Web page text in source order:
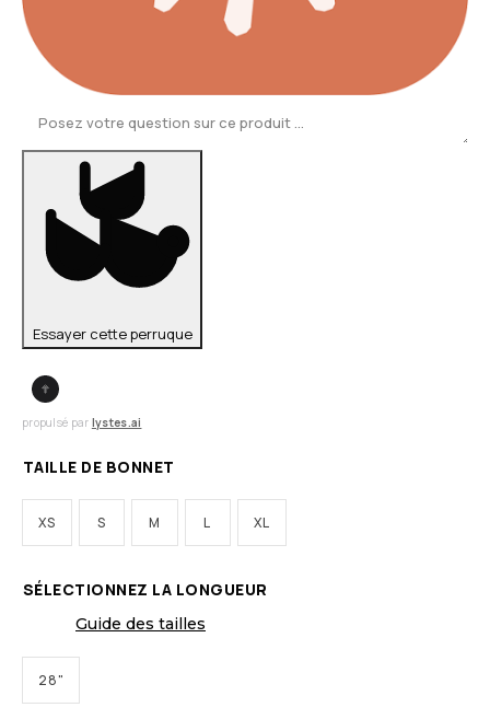
Essayer cette perruque
propulsé par lystes.ai
TAILLE DE BONNET
XS S M L XL
SÉLECTIONNEZ LA LONGUEUR
Guide des tailles
28"